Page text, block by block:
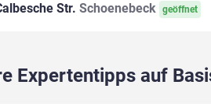
Str. Schoenebeck geöffnet
Expertentipps auf